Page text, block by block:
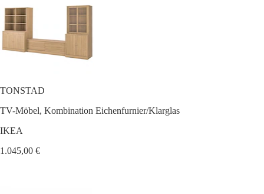
TONSTAD
TV-Möbel, Kombination Eichenfurnier/Klarglas
IKEA
1.045,00 €